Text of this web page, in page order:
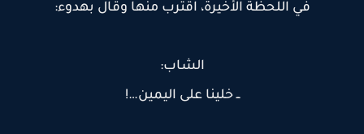
في اللحظة الأخيرة، اقترب منها وقال بهدوء:
الشاب:
ــ خلينا على اليمين…!